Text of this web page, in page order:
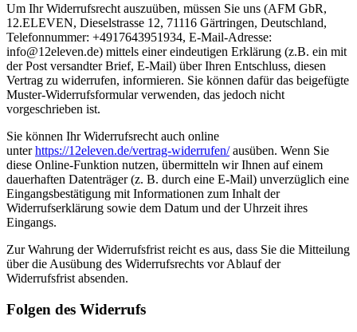
Um Ihr Widerrufsrecht auszuüben, müssen Sie uns (AFM GbR,
12.ELEVEN, Dieselstrasse 12, 71116 Gärtringen, Deutschland,
Telefonnummer: +4917643951934, E-Mail-Adresse:
info@12eleven.de) mittels einer eindeutigen Erklärung (z.B. ein mit
der Post versandter Brief, E-Mail) über Ihren Entschluss, diesen
Vertrag zu widerrufen, informieren. Sie können dafür das beigefügte
Muster-Widerrufsformular verwenden, das jedoch nicht
vorgeschrieben ist.
Sie können Ihr Widerrufsrecht auch online
unterhttps://12eleven.de/vertrag-widerrufen/ausüben. Wenn Sie
diese Online-Funktion nutzen, übermitteln wir Ihnen auf einem
dauerhaften Datenträger (z. B. durch eine E-Mail) unverzüglich eine
Eingangsbestätigung mit Informationen zum Inhalt der
Widerrufserklärung sowie dem Datum und der Uhrzeit ihres
Eingangs.
Zur Wahrung der Widerrufsfrist reicht es aus, dass Sie die Mitteilung
über die Ausübung des Widerrufsrechts vor Ablauf der
Widerrufsfrist absenden.
Folgen des Widerrufs